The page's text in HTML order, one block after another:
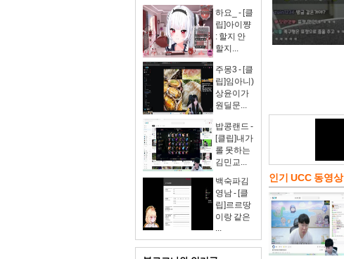
하요_ - [클
립]아이쨩
: 할지 안
할지...
주몽3 - [클
립]임아니)
상윤이가
원딜문...
밥콩랜드 -
[클립]내가
롤 못하는
김민교...
백숙파김
영남 - [클
립]르르땅
이랑 같은
...
인기 UCC 동영상